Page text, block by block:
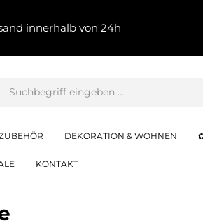
innerhalb von 24h
DEKORATION & WOHNEN
KONTAKT